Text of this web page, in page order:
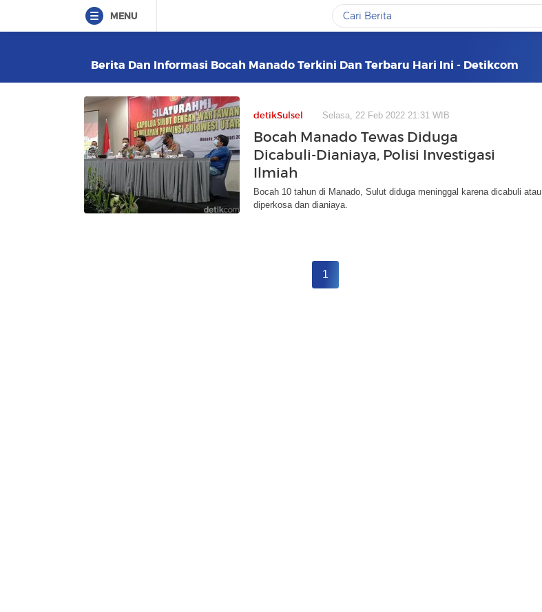
MENU
Berita Dan Informasi Bocah Manado Terkini Dan Terbaru Hari Ini - Detikcom
detikSulsel Selasa, 22 Feb 2022 21:31 WIB
Bocah Manado Tewas Diduga
Dicabuli-Dianiaya, Polisi Investigasi
Ilmiah
Bocah 10 tahun di Manado, Sulut diduga meninggal karena dicabuli atau
diperkosa dan dianiaya.
1